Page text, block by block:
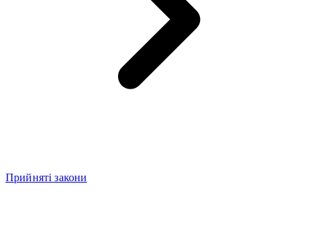
Прийняті закони